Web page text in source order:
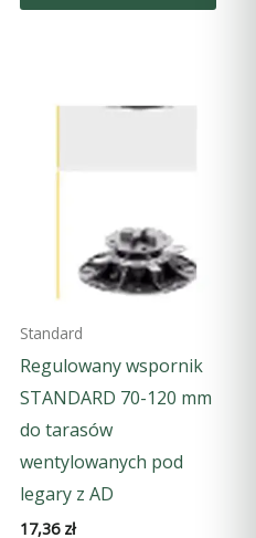
Standard
Regulowany wspornik
STANDARD 70-120 mm
do tarasów
wentylowanych pod
legary z AD
17,36 zł